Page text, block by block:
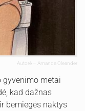
Autorė – Amanda Oleander
gyvenimo metai
kad dažnas
bemiegės naktys